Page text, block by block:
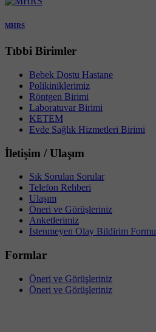
MHRS
Tıbbi Birimler
Bebek Dostu Hastane
Polikiniklerimiz
Röntgen Birimi
Laboratuvar Birimi
KETEM
Evde Sağlık Hizmetleri Birimi
İletişim / Ulaşım
Sık Sorulan Sorular
Telefon Rehberi
Ulaşım
Öneri ve Görüşleriniz
Anketlerimiz
İstenmeyen Olay Bildirim Formu
Formlar
Öneri ve Görüşleriniz
Öneri ve Görüşleriniz